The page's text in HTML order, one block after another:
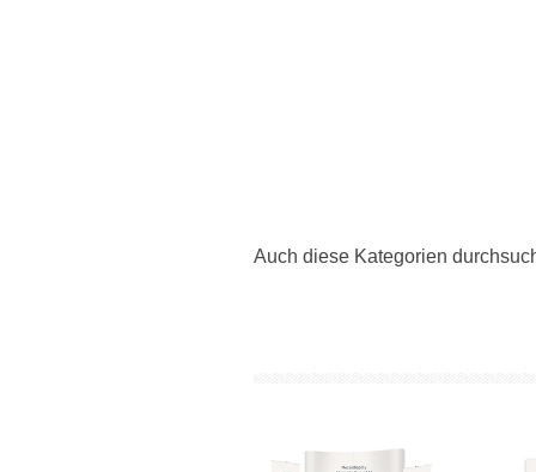
Auch diese Kategorien